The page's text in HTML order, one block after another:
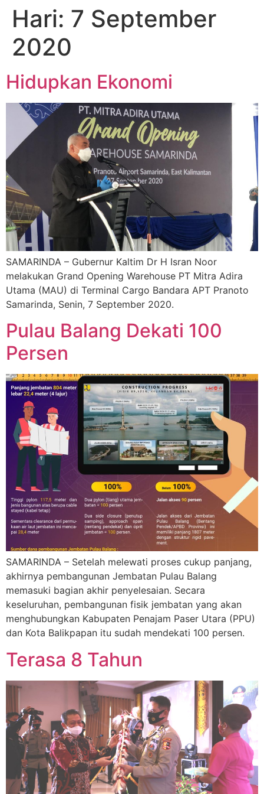
Hari: 7 September
2020
Hidupkan Ekonomi
SAMARINDA – Gubernur Kaltim Dr H Isran Noor
melakukan Grand Opening Warehouse PT Mitra Adira
Utama (MAU) di Terminal Cargo Bandara APT Pranoto
Samarinda, Senin, 7 September 2020.
Pulau Balang Dekati 100
Persen
SAMARINDA – Setelah melewati proses cukup panjang,
akhirnya pembangunan Jembatan Pulau Balang
memasuki bagian akhir penyelesaian. Secara
keseluruhan, pembangunan fisik jembatan yang akan
menghubungkan Kabupaten Penajam Paser Utara (PPU)
dan Kota Balikpapan itu sudah mendekati 100 persen.
Terasa 8 Tahun